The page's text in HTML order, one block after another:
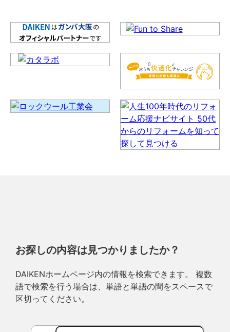
お探しの内容は見つかりましたか？
DAIKENホームページ内の情報を検索できます。 複数
語で検索を行う場合は、単語と単語の間をスペースで
区切ってください。